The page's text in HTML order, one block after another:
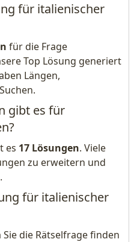
für italienischer
für die Frage
Top Lösung generiert
Längen,
gibt es für
es 17 Lösungen. Viele
zu erweitern und
für italienischer
die Rätselfrage finden